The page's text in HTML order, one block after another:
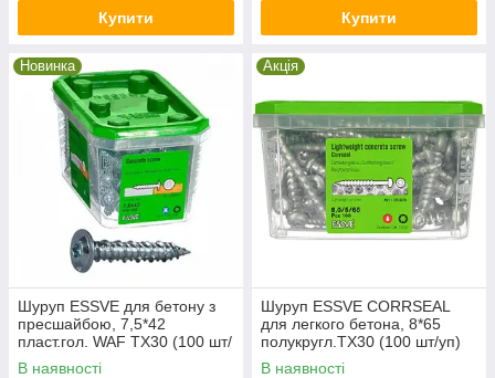
Купити Купити
Новинка
Шуруп ESSVE для бетону з
пресшайбою, 7,5*42
пласт.гол. WAF ТХ30 (100 шт/
уп)
В наявності
Акція
Шуруп ESSVE CORRSEAL
для легкого бетона, 8*65
полукругл.TX30 (100 шт/уп)
В наявності